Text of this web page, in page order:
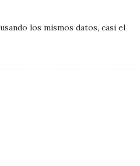
los mismos datos, casi el